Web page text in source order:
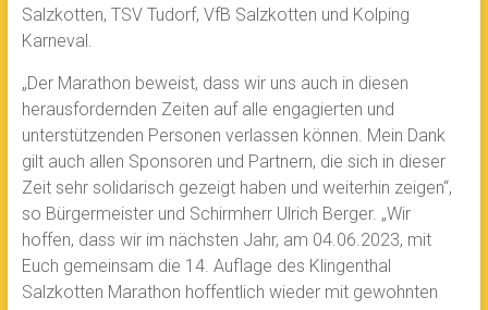
Salzkotten, TSV Tudorf, VfB Salzkotten und Kolping
Karneval.
„Der Marathon beweist, dass wir uns auch in diesen
herausfordernden Zeiten auf alle engagierten und
unterstützenden Personen verlassen können. Mein Dank
gilt auch allen Sponsoren und Partnern, die sich in dieser
Zeit sehr solidarisch gezeigt haben und weiterhin zeigen“,
so Bürgermeister und Schirmherr Ulrich Berger. „Wir
hoffen, dass wir im nächsten Jahr, am 04.06.2023, mit
Euch gemeinsam die 14. Auflage des Klingenthal
Salzkotten Marathon hoffentlich wieder mit gewohnten